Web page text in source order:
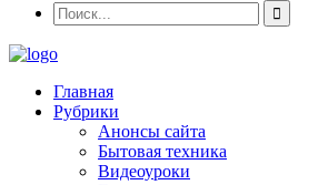
Главная
Рубрики
Анонсы сайта
Бытовая техника
Видеоуроки